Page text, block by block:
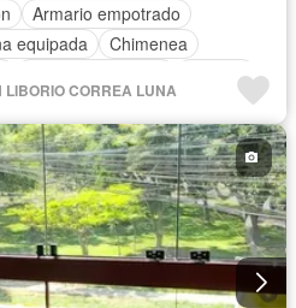
Armario empotrado
equipada
Chimenea
Terraza
Seguridad Sin amoblar
CORREA LUNA